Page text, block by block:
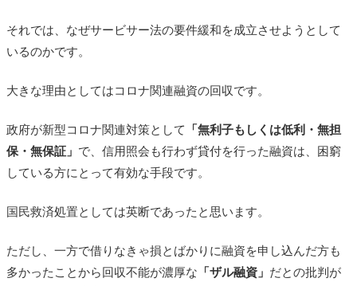
それでは、なぜサービサー法の要件緩和を成立させようとして
いるのかです。
大きな理由としてはコロナ関連融資の回収です。
政府が新型コロナ関連対策として
「無利子もしくは低利・無担
保・無保証」 で、信用照会も行わず貸付を行った融資は、困窮
している方にとって有効な手段です。
国民救済処置としては英断であったと思います。
ただし、一方で借りなきゃ損とばかりに融資を申し込んだ方も
多かったことから回収不能が濃厚な 「ザル融資」 だとの批判が